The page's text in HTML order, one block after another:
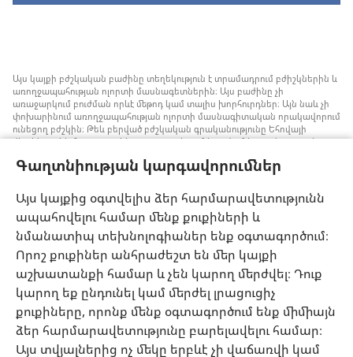
Գաղտնիության կարգավորումներ
Այս կայքից օգտվելիս ձեր հարմարավետությունն
ապահովելու համար մենք քուքիների և
նմանատիպ տեխնոլոգիաներ ենք օգտագործում։
Որոշ քուքիներ անհրաժեշտ են մեր կայքի
աշխատանքի համար և չեն կարող մերժվել։ Դուք
կարող եք ընդունել կամ մերժել լրացուցիչ
քուքիները, որոնք մենք օգտագործում ենք միմիայն
ձեր հարմարավետությունը բարելավելու համար։
Այս տվյալներից ոչ մեկը երբևէ չի վաճառվի կամ
Այս կայքի բժշկական բաժինը տեղեկություն է տրամադրում բժիշկներին և
առողջապահության ոլորտի մասնագետներին։ Այս բաժինը չի
առաջարկում բուժման որևէ մեթոդ կամ տալիս խորհուրդներ։ Այն նաև չի
փոխարինում առողջապահության ոլորտի մասնագիտական որակավորում
ունեցող բժշկին։ Թեև բերված բժշկական գրականությունը Եհովայի
վկաները չեն հրատարակել, բայց դրանցում խոսվում է առանց արյան
Յուրաքանչյուր մասնագետի պատասխանատվություն է իրազեկ լինել
բժշկության ոլորտում վերջին ձեռքբերումներին, պացիենտների հետ
քննարկել բուժման մեթոդները և օգնել նրանց որոշում կայացնելու՝ հաշվի
առնելով հիվանդի առողջական վիճակը, ցանկությունը, արժեքներն ու
հավատալիքները։ Թվարկված ոչ բոլոր ստրատեգիաներն են ընդունելի և
հասանելի բոլոր պացիենտների համար։
Պացիենտներ: Ձեր առողջական վիճակի կամ բուժման վերաբերյալ
խորհուրդներ հարցրեք ձեզ բուժող բժշկից կամ համապատասխան
որակավորում ունեցող այլ մասնագետից։ Դիմեք բժշկի, եթե կասկածում
եք, որ որևէ հիվանդություն ունեք։
Օգտվելու կարգը սահմանված է կայքից օգտվելու պայմաններով։